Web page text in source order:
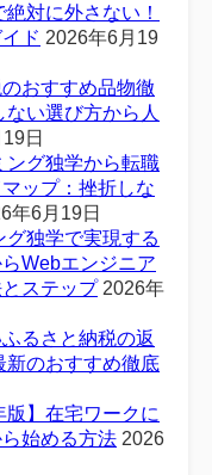
対に外さない！
ド 2026年6月19
おすすめ品物徹
い選び方から人
日
ング独学から転職
ップ：挫折しな
年6月19日
グ独学で実現する
Webエンジニア
ステップ 2026年
るさと納税の返
新のおすすめ徹底
】在宅ワークに
始める方法 2026